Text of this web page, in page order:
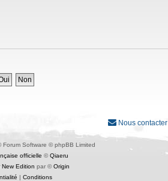
Nous contacter
Forum Software © phpBB Limited
officielle ©Qiaeru
New Edition par ©Origin
| Conditions